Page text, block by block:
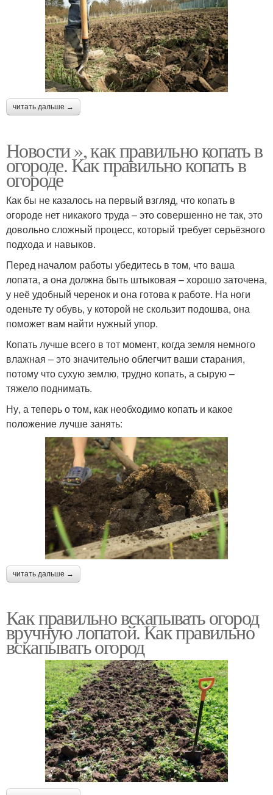
читать дальше →
Новости », как правильно копать в
огороде. Как правильно копать в
огороде
Как бы не казалось на первый взгляд, что копать в
огороде нет никакого труда – это совершенно не так, это
довольно сложный процесс, который требует серьёзного
подхода и навыков.
Перед началом работы убедитесь в том, что ваша
лопата, а она должна быть штыковая – хорошо заточена,
у неё удобный черенок и она готова к работе. На ноги
оденьте ту обувь, у которой не скользит подошва, она
поможет вам найти нужный упор.
Копать лучше всего в тот момент, когда земля немного
влажная – это значительно облегчит ваши старания,
потому что сухую землю, трудно копать, а сырую –
тяжело поднимать.
Ну, а теперь о том, как необходимо копать и какое
положение лучше занять:
читать дальше →
Как правильно вскапывать огород
вручную лопатой. Как правильно
вскапывать огород